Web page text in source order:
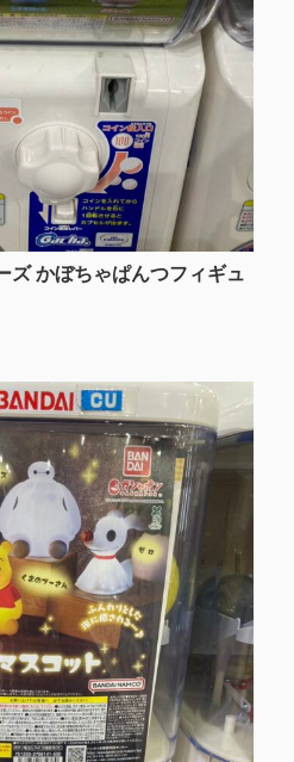
ズ かぼちゃぱんつフィギュ